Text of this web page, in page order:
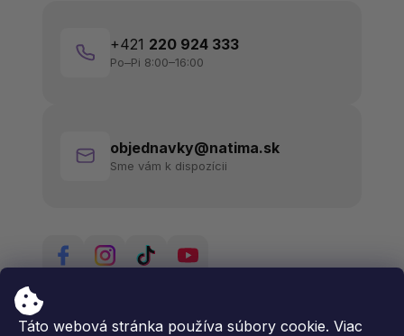
Táto webová stránka používa súbory cookie. Viac
+421 220 924 333
Po–Pi 8:00–16:00
objednavky@natima.sk
Sme vám k dispozícii